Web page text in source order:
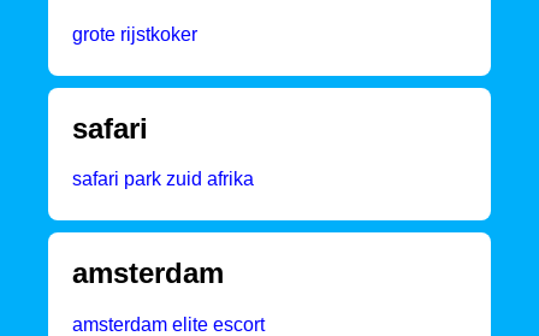
grote rijstkoker
safari
safari park zuid afrika
amsterdam
amsterdam elite escort